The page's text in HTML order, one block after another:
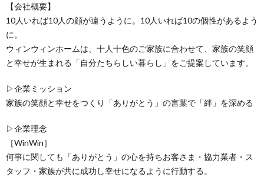
【会社概要】
10人いれば10人の顔が違うように。10人いれば10の個性があるよう
に。
ウィンウィンホームは、十人十色のご家族に合わせて、家族の笑顔
と幸せが生まれる「自分たちらしい暮らし」をご提案しています。
▷企業ミッション
家族の笑顔と幸せをつくり「ありがとう」の言葉で「絆」を深める
▷企業理念
［WinWin］
何事に関しても「ありがとう」の心を持ちお客さま・協力業者・ス
タッフ・家族が共に成功し幸せになるように行動する。